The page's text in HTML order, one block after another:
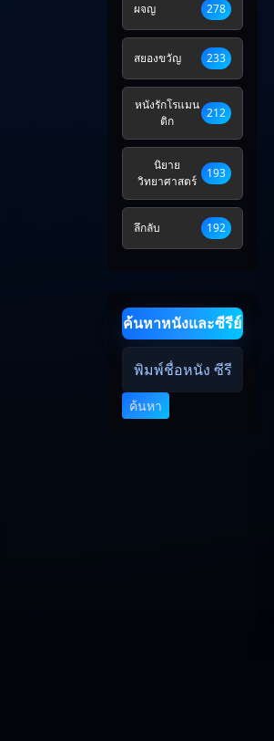
ผจญ 278
สยองขวัญ 233
หนังรักโรแมน
ติก
212
นิยาย
วิทยาศาสตร์
193
ลึกลับ 192
ค้นหาหนังและซีรีย์
ค้นหา